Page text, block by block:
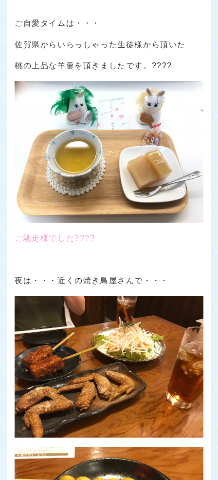
ご自愛タイムは・・・
佐賀県からいらっしゃった生徒様から頂いた
桃の上品な羊羹を頂きましたです。????
ご馳走様でした????
夜は・・・近くの焼き鳥屋さんで・・・